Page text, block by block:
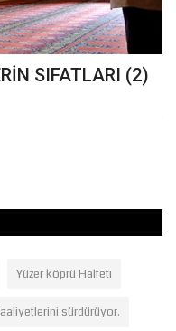
SIFATLARI (2)
Yüzer köprü Halfeti
sürdürüyor.